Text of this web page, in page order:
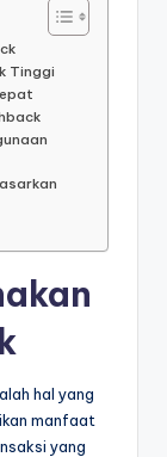
Tinggi
hal yang
manfaat
yang